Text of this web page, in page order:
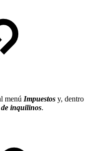
menú Impuestos y, dentro
inquilinos.